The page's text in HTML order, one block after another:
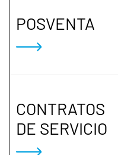
POSVENTA
CONTRATOS
DE SERVICIO